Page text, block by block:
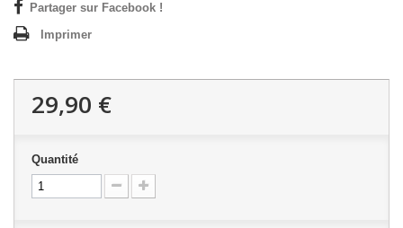
Partager sur Facebook !
Imprimer
29,90 €
Quantité